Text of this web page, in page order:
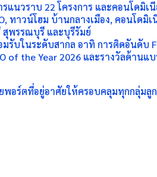
วราบ 22 โครงการ และคอนโดมิเ
ทาวน์โฮม บ้านกลางเมือง, คอนโด
พรรณบุรี และบุรีรัมย์
บในระดับสากล อาทิ การติดอันดับ
of the Year 2026 และรางวัลด้า
อร์ตที่อยู่อาศัยให้ครอบคลุมทุกกลุ่